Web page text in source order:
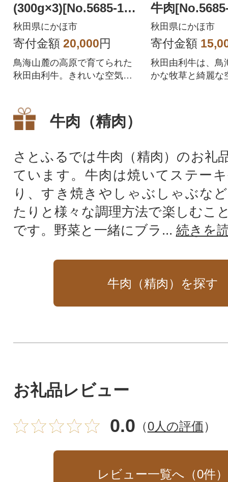
(300g×3)[No.5685-154
3]
秋田県にかほ市
寄付金額 20,000円
鳥海山麓の高原で育てられた
秋田由利牛。きれいな空気と
き締まった肉質と赤みが特徴
で、濃厚ですがくどさはあり
脂肪は「サシまで美味い!」と
言われる程。どうぞご賞味く
ださい。
牛肉
秋田県にかほ市
寄付金額
秋田由利牛は、鳥
かな牧草と綺麗な
絶好の環境で育ま
牛は、ちょうど良
身、きめ細やかな
シまで美味いと言
牛肉（精肉）
さとふるでは牛肉（精肉）のお礼
ています。牛肉は焼いてステー
り、すき焼きやしゃぶしゃぶな
たりと様々な調理方法で楽しむこ
です。野菜と一緒にブラ... 続きを
牛肉（精肉）を探す
お礼品レビュー
0.0 （0人の評価）
レビュー一覧へ（0件）